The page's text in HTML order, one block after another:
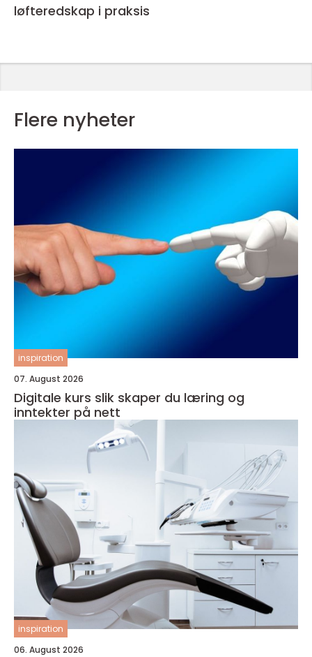
løfteredskap i praksis
Flere nyheter
inspiration
07. August 2026
Digitale kurs slik skaper du læring og
inntekter på nett
inspiration
06. August 2026